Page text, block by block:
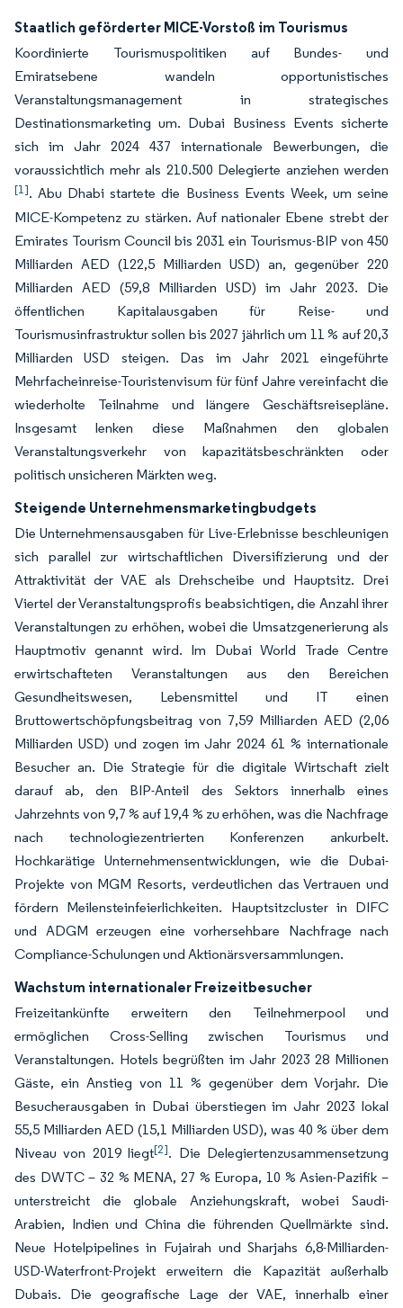
Staatlich geförderter MICE-Vorstoß im Tourismus
Koordinierte Tourismuspolitiken auf Bundes- und
Emiratsebene wandeln opportunistisches
Veranstaltungsmanagement in strategisches
Destinationsmarketing um. Dubai Business Events sicherte
sich im Jahr 2024 437 internationale Bewerbungen, die
voraussichtlich mehr als 210.500 Delegierte anziehen werden
[1]. Abu Dhabi startete die Business Events Week, um seine
MICE-Kompetenz zu stärken. Auf nationaler Ebene strebt der
Emirates Tourism Council bis 2031 ein Tourismus-BIP von 450
Milliarden AED (122,5 Milliarden USD) an, gegenüber 220
Milliarden AED (59,8 Milliarden USD) im Jahr 2023. Die
öffentlichen Kapitalausgaben für Reise- und
Tourismusinfrastruktur sollen bis 2027 jährlich um 11 % auf 20,3
Milliarden USD steigen. Das im Jahr 2021 eingeführte
Mehrfacheinreise-Touristenvisum für fünf Jahre vereinfacht die
wiederholte Teilnahme und längere Geschäftsreisepläne.
Insgesamt lenken diese Maßnahmen den globalen
Veranstaltungsverkehr von kapazitätsbeschränkten oder
politisch unsicheren Märkten weg.
Steigende Unternehmensmarketingbudgets
Die Unternehmensausgaben für Live-Erlebnisse beschleunigen
sich parallel zur wirtschaftlichen Diversifizierung und der
Attraktivität der VAE als Drehscheibe und Hauptsitz. Drei
Viertel der Veranstaltungsprofis beabsichtigen, die Anzahl ihrer
Veranstaltungen zu erhöhen, wobei die Umsatzgenerierung als
Hauptmotiv genannt wird. Im Dubai World Trade Centre
erwirtschafteten Veranstaltungen aus den Bereichen
Gesundheitswesen, Lebensmittel und IT einen
Bruttowertschöpfungsbeitrag von 7,59 Milliarden AED (2,06
Milliarden USD) und zogen im Jahr 2024 61 % internationale
Besucher an. Die Strategie für die digitale Wirtschaft zielt
darauf ab, den BIP-Anteil des Sektors innerhalb eines
Jahrzehnts von 9,7 % auf 19,4 % zu erhöhen, was die Nachfrage
nach technologiezentrierten Konferenzen ankurbelt.
Hochkarätige Unternehmensentwicklungen, wie die Dubai-
Projekte von MGM Resorts, verdeutlichen das Vertrauen und
fördern Meilensteinfeierlichkeiten. Hauptsitzcluster in DIFC
und ADGM erzeugen eine vorhersehbare Nachfrage nach
Compliance-Schulungen und Aktionärsversammlungen.
Wachstum internationaler Freizeitbesucher
Freizeitankünfte erweitern den Teilnehmerpool und
ermöglichen Cross-Selling zwischen Tourismus und
Veranstaltungen. Hotels begrüßten im Jahr 2023 28 Millionen
Gäste, ein Anstieg von 11 % gegenüber dem Vorjahr. Die
Besucherausgaben in Dubai überstiegen im Jahr 2023 lokal
55,5 Milliarden AED (15,1 Milliarden USD), was 40 % über dem
Niveau von 2019 liegt[2]. Die Delegiertenzusammensetzung
des DWTC – 32 % MENA, 27 % Europa, 10 % Asien-Pazifik –
unterstreicht die globale Anziehungskraft, wobei Saudi-
Arabien, Indien und China die führenden Quellmärkte sind.
Neue Hotelpipelines in Fujairah und Sharjahs 6,8-Milliarden-
USD-Waterfront-Projekt erweitern die Kapazität außerhalb
Dubais. Die geografische Lage der VAE, innerhalb einer